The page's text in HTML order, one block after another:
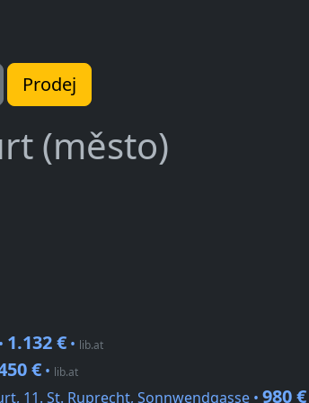
Prodej
(město)
1.132 € • lib.at
€ • lib.at
11. St. Ruprecht, Sonnwendgasse • 980 €